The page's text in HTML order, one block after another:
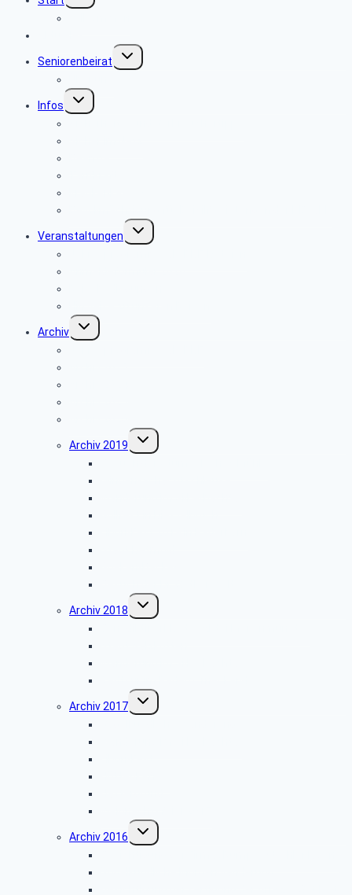
Seniorenbeirat
Untermenü
umschalten
Infos
Untermenü
umschalten
Veranstaltungen
Untermenü
umschalten
Archiv
Untermenü
umschalten
Archiv 2019
Untermenü
umschalten
Archiv 2018
Untermenü
umschalten
Archiv 2017
Untermenü
umschalten
Archiv 2016
Untermenü
umschalten